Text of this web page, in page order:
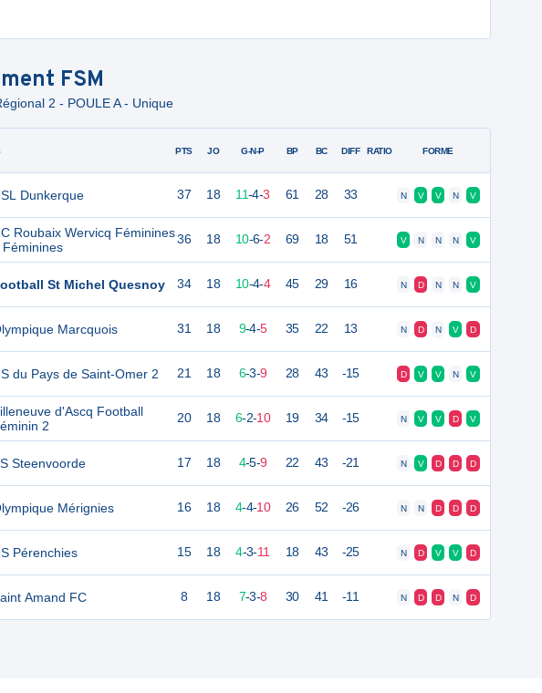
FSM
2 - POULE A - Unique
Dunkerque
Roubaix Wervicq Féminines
Féminines
St Michel Quesnoy
Marcquois
du Pays de Saint-Omer 2
d'Ascq Football
2
Steenvoorde
Mérignies
Pérenchies
Amand FC
PTS JO G-N-P BP BC DIFF RATIO FORME
37 18 11-4-3 61 28 33 N V V N V
36 18 10-6-2 69 18 51 V N N N V
34 18 10-4-4 45 29 16 N D N N V
31 18 9-4-5 35 22 13 N D N V D
21 18 6-3-9 28 43 -15 D V V N V
20 18 6-2-10 19 34 -15 N V V D V
17 18 4-5-9 22 43 -21 N V D D D
16 18 4-4-10 26 52 -26 N N D D D
15 18 4-3-11 18 43 -25 N D V V D
8 18 7-3-8 30 41 -11 N D D N D